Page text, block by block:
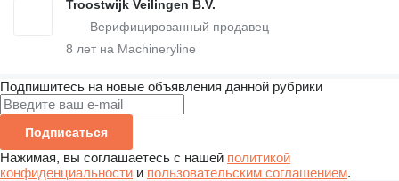
Troostwijk Veilingen B.V.
8 лет на Machineryline
Подпишитесь на новые объявления данной рубрики
Подписаться
Нажимая, вы соглашаетесь с нашей политикой
конфиденциальности и пользовательским соглашением.